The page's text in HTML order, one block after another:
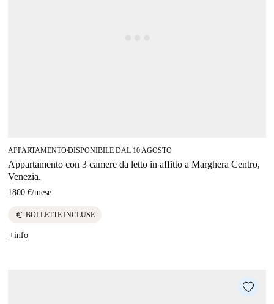
APPARTAMENTO■DISPONIBILE DAL 10 AGOSTO
Appartamento con 3 camere da letto in affitto a Marghera Centro,
Venezia.
1800 €/mese
euro BOLLETTE INCLUSE
+info